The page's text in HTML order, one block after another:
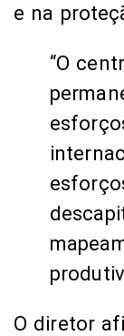
e na
“O
O diretor